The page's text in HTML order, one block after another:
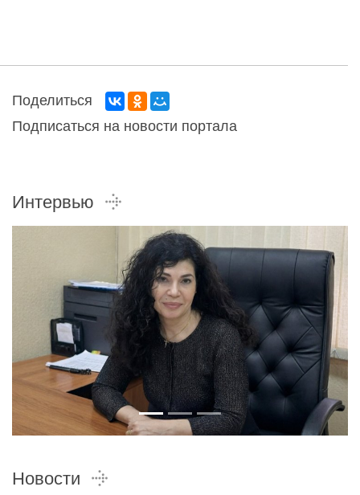
Поделиться
Подписаться на новости портала
Интервью
Новости